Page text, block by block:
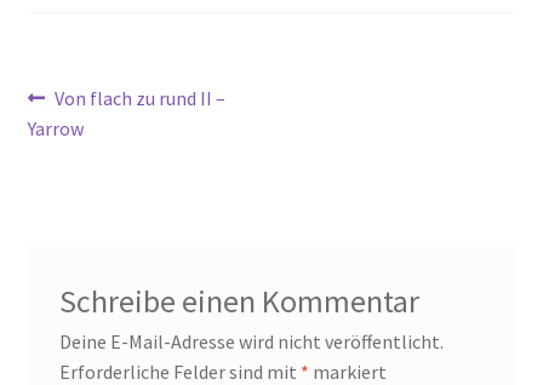
Beitragsnavigation
Vorheriger
Beitrag:
Von flach zu rund II –
Yarrow
Schreibe einen Kommentar
Deine E-Mail-Adresse wird nicht veröffentlicht.
Erforderliche Felder sind mit * markiert